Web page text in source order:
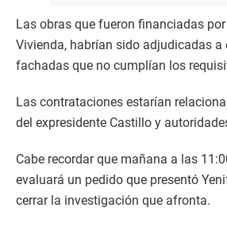
Las obras que fueron financiadas
Vivienda, habrían sido adjudicadas a
fachadas que no cumplían los
Las contrataciones estarían
del expresidente Castillo y
Cabe recordar que mañana a las
evaluará un pedido que presentó
cerrar la investigación que afronta.